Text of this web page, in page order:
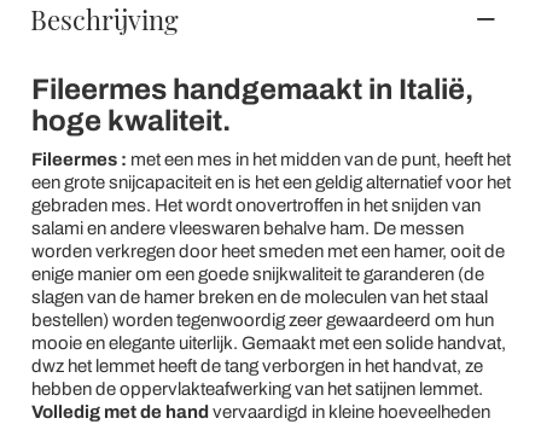
Beschrijving
Fileermes handgemaakt in Italië,
hoge kwaliteit.
Fileermes : met een mes in het midden van de punt, heeft het
een grote snijcapaciteit en is het een geldig alternatief voor het
gebraden mes. Het wordt onovertroffen in het snijden van
salami en andere vleeswaren behalve ham. De messen
worden verkregen door heet smeden met een hamer, ooit de
enige manier om een goede snijkwaliteit te garanderen (de
slagen van de hamer breken en de moleculen van het staal
bestellen) worden tegenwoordig zeer gewaardeerd om hun
mooie en elegante uiterlijk. Gemaakt met een solide handvat,
dwz het lemmet heeft de tang verborgen in het handvat, ze
hebben de oppervlakteafwerking van het satijnen lemmet.
Volledig met de hand vervaardigd in kleine hoeveelheden